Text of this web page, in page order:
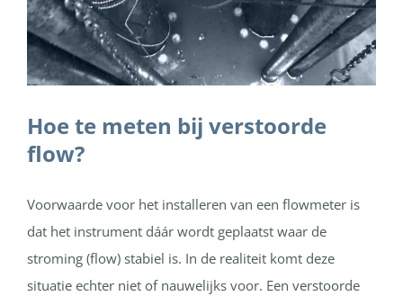
Hoe te meten bij verstoorde
flow?
Voorwaarde voor het installeren van een flowmeter is
dat het instrument dáár wordt geplaatst waar de
stroming (flow) stabiel is. In de realiteit komt deze
situatie echter niet of nauwelijks voor. Een verstoorde